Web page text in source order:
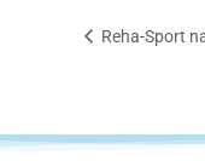
Reha-Sport